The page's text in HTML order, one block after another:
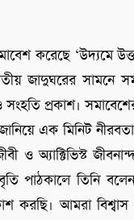
করেছে ‘উদ্যমে
জাদুঘরের
প্রকাশ।
এক মিনিট
ও অ্যাক্টিভিস্ট
পাঠকালে তিনি
করছি। আমরা